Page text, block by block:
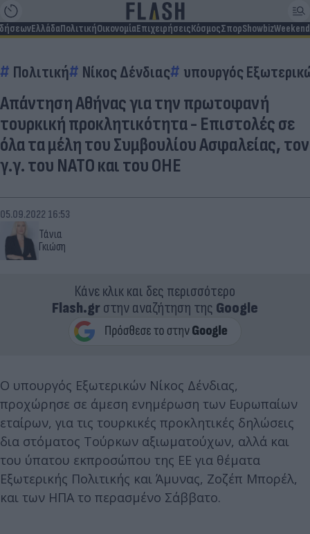
ΕλλάδαΠολιτικήΟικονομίαΕπιχειρήσειςΚόσμοςΣπορShowbizWeekend
Πολιτική Νίκος Δένδιας υπουργός
Απάντηση Αθήνας για την πρωτοφανή
τουρκική προκλητικότητα - Επιστολές σε
όλα τα μέλη του Συμβουλίου Ασφαλείας, τον
γ.γ. του ΝΑΤΟ και του ΟΗΕ
Τάνια
Γκιώση
05.09.2022 16:53
Κάνε κλικ και δες περισσότερο
Flash.grστην αναζήτηση της Google
Ο υπουργός Εξωτερικών Νίκος Δένδιας,
προχώρησε σε άμεση ενημέρωση των Ευρωπαίων
εταίρων, για τις τουρκικές προκλητικές δηλώσεις
δια στόματος Τούρκων αξιωματούχων, αλλά και
του ύπατου εκπροσώπου της ΕΕ για θέματα
Εξωτερικής Πολιτικής και Άμυνας, Ζοζέπ Μπορέλ,
και των ΗΠΑ το περασμένο Σάββατο.